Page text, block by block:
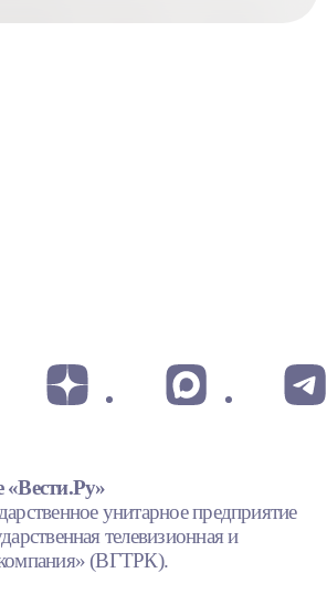
«Вести.Ру»
унитарное предприятие
телевизионная и
(ВГТРК).